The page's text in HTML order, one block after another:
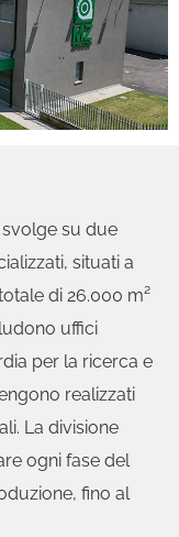
svolge su due
situati a
di 26.000 m²
uffici
per la ricerca e
realizzati
La divisione
ogni fase del
fino al